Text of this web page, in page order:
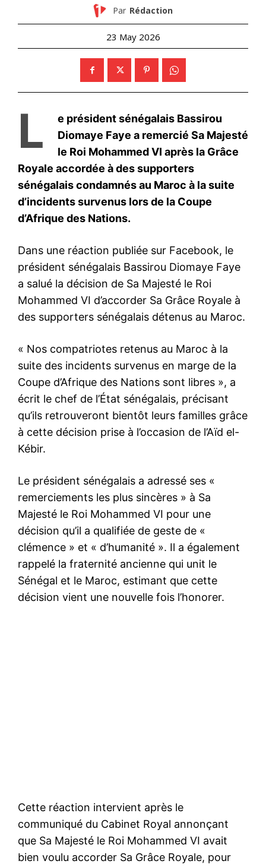
Par Rédaction
23 May 2026
L
e président sénégalais Bassirou
Diomaye Faye a remercié Sa Majesté
le Roi Mohammed VI après la Grâce
Royale accordée à des supporters
sénégalais condamnés au Maroc à la suite
d’incidents survenus lors de la Coupe
d’Afrique des Nations.
Dans une réaction publiée sur Facebook, le
président sénégalais Bassirou Diomaye Faye
a salué la décision de Sa Majesté le Roi
Mohammed VI d’accorder Sa Grâce Royale à
des supporters sénégalais détenus au Maroc.
« Nos compatriotes retenus au Maroc à la
suite des incidents survenus en marge de la
Coupe d’Afrique des Nations sont libres », a
écrit le chef de l’État sénégalais, précisant
qu’ils retrouveront bientôt leurs familles grâce
à cette décision prise à l’occasion de l’Aïd el-
Kébir.
Le président sénégalais a adressé ses «
remerciements les plus sincères » à Sa
Majesté le Roi Mohammed VI pour une
décision qu’il a qualifiée de geste de «
clémence » et « d’humanité ». Il a également
rappelé la fraternité ancienne qui unit le
Sénégal et le Maroc, estimant que cette
décision vient une nouvelle fois l’honorer.
Cette réaction intervient après le
communiqué du Cabinet Royal annonçant
que Sa Majesté le Roi Mohammed VI avait
bien voulu accorder Sa Grâce Royale, pour